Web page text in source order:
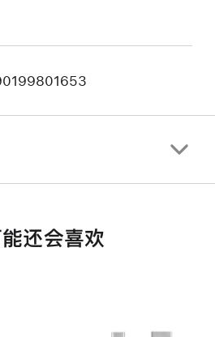
还会喜欢